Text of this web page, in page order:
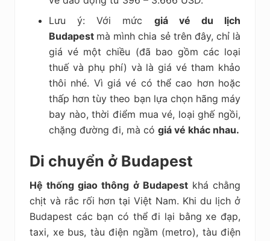
Lưu ý: Với mức giá vé du lịch
Budapest mà mình chia sẻ trên đây, chỉ là
giá vé một chiều (đã bao gồm các loại
thuế và phụ phí) và là giá vé tham khảo
thôi nhé. Vì giá vé có thể cao hơn hoặc
thấp hơn tùy theo bạn lựa chọn hãng máy
bay nào, thời điểm mua vé, loại ghế ngồi,
chặng đường đi, mà có giá vé khác nhau.
Di chuyển ở Budapest
Hệ thống giao thông ở Budapestkhá chằng
chịt và rắc rối hơn tại Việt Nam. Khi du lịch ở
Budapest các bạn có thể đi lại bằng xe đạp,
taxi, xe bus, tàu điện ngầm (metro), tàu điện